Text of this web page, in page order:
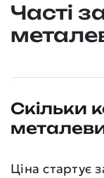
Часті
Скільки
Ціна стартує